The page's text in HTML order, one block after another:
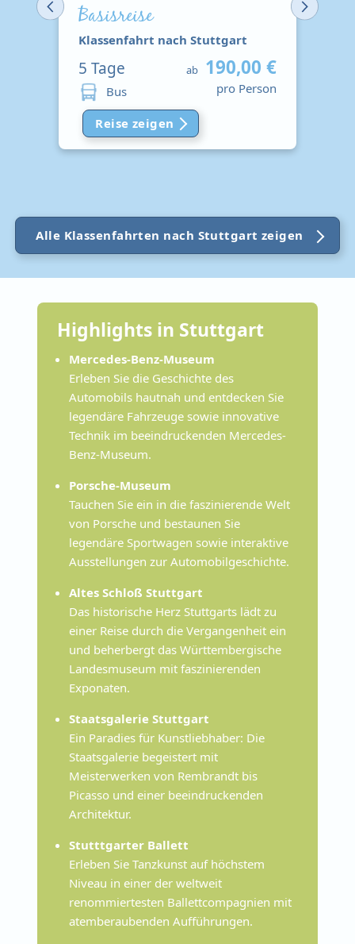
Basisreise
Klassenfahrt nach Stuttgart
5 Tage
Bus
ab 190,00 €
pro Person
Reise zeigen
Alle Klassenfahrten nach Stuttgart zeigen
Highlights in Stuttgart
Mercedes-Benz-Museum
Erleben Sie die Geschichte des
Automobils hautnah und entdecken Sie
legendäre Fahrzeuge sowie innovative
Technik im beeindruckenden Mercedes-
Benz-Museum.
Porsche-Museum
Tauchen Sie ein in die faszinierende Welt
von Porsche und bestaunen Sie
legendäre Sportwagen sowie interaktive
Ausstellungen zur Automobilgeschichte.
Altes Schloß Stuttgart
Das historische Herz Stuttgarts lädt zu
einer Reise durch die Vergangenheit ein
und beherbergt das Württembergische
Landesmuseum mit faszinierenden
Exponaten.
Staatsgalerie Stuttgart
Ein Paradies für Kunstliebhaber: Die
Staatsgalerie begeistert mit
Meisterwerken von Rembrandt bis
Picasso und einer beeindruckenden
Architektur.
Stutttgarter Ballett
Erleben Sie Tanzkunst auf höchstem
Niveau in einer der weltweit
renommiertesten Ballettcompagnien mit
atemberaubenden Aufführungen.